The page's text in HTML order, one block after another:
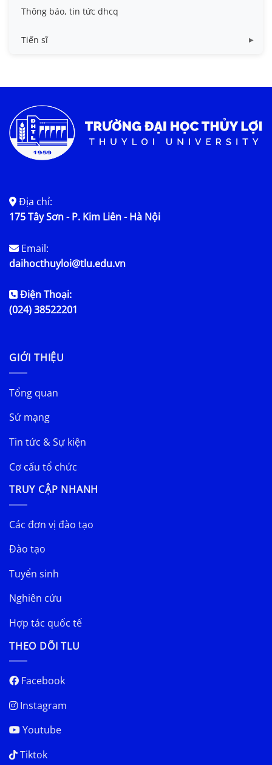
Chuẩn đầu ra và chương trình đào tạo dhcq
Chương trình đào tạo thạc sĩ
Quy chế, quy định ths
Thông báo, tin tức dhcq
Tiến sĩ
Thông tin luận án
Kế hoạch bảo vệ
Nội dung luận án
Địa chỉ:
175 Tây Sơn - P. Kim Liên - Hà Nội
Email:
daihocthuyloi@tlu.edu.vn
Điện Thoại:
(024) 38522201
GIỚI THIỆU
Tổng quan
Sứ mạng
Tin tức & Sự kiện
Cơ cấu tổ chức
TRUY CẬP NHANH
Các đơn vị đào tạo
Đào tạo
Tuyển sinh
Nghiên cứu
Hợp tác quốc tế
THEO DÕI TLU
Facebook
Instagram
Youtube
Tiktok